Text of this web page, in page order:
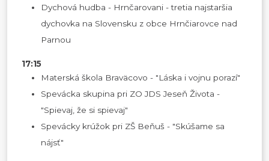
Dychová hudba - Hrnčarovani - tretia najstaršia
dychovka na Slovensku z obce Hrnčiarovce nad
Parnou
17:15
Materská škola Braväcovo - "Láska i vojnu porazí"
Spevácka skupina pri ZO JDS Jeseň Života -
"Spievaj, že si spievaj"
Spevácky krúžok pri ZŠ Beňuš - "Skúšame sa
nájsť"